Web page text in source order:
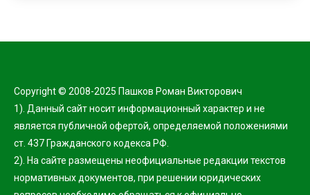
Copyright © 2008-2025 Пашков Роман Викторович
1). Данный сайт носит информационный характер и не
является публичной офертой, определяемой положениями
ст. 437 Гражданского кодекса РФ.
2). На сайте размещены неофициальные редакции текстов
нормативных документов, при решении юридических